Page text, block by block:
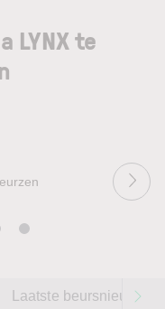
LYNX te
Laatste beursnieuws